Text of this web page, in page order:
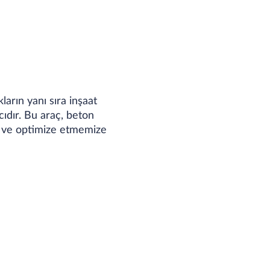
yanı sıra inşaat
Bu araç, beton
ve optimize etmemize